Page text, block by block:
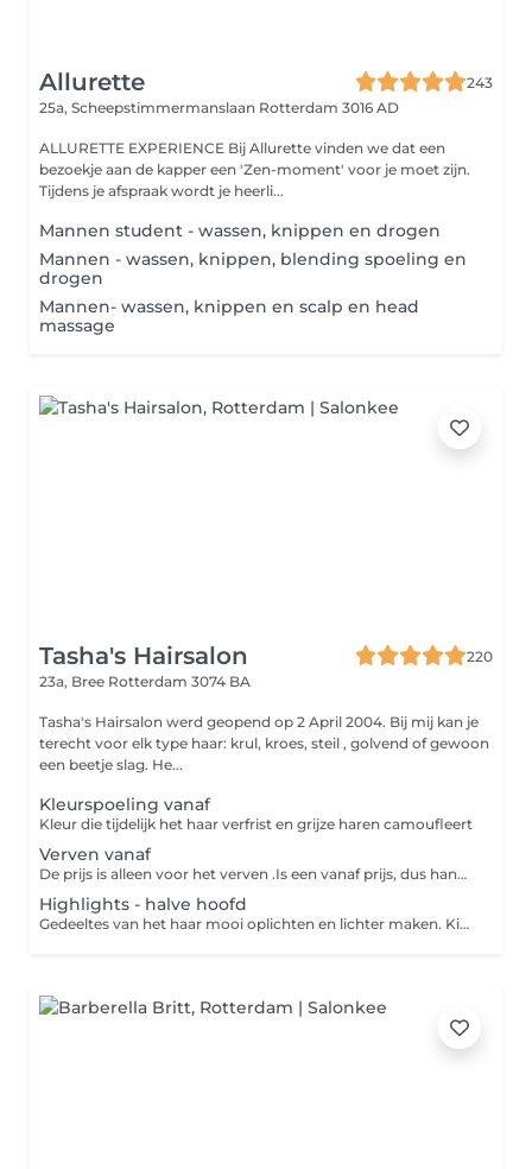
Allurette
243
25a, Scheepstimmermanslaan Rotterdam 3016 AD
ALLURETTE EXPERIENCE Bij Allurette vinden we dat een
bezoekje aan de kapper een 'Zen-moment' voor je moet zijn.
Tijdens je afspraak wordt je heerli...
Mannen student - wassen, knippen en drogen
Mannen - wassen, knippen, blending spoeling en
drogen
Mannen- wassen, knippen en scalp en head
massage
Tasha's Hairsalon
220
23a, Bree Rotterdam 3074 BA
Tasha's Hairsalon werd geopend op 2 April 2004. Bij mij kan je
terecht voor elk type haar: krul, kroes, steil , golvend of gewoon
een beetje slag. He...
Kleurspoeling vanaf
Kleur die tijdelijk het haar verfrist en grijze haren camoufleert
Verven vanaf
De prijs is alleen voor het verven .Is een vanaf prijs, dus hangt van de lengte van het haar af. U dient dus ook een nabehandeling te kiezen.
Highlights - halve hoofd
Gedeeltes van het haar mooi oplichten en lichter maken. Kies welke nabehandeling u wilt bijv fohnen, tangen , wash & go